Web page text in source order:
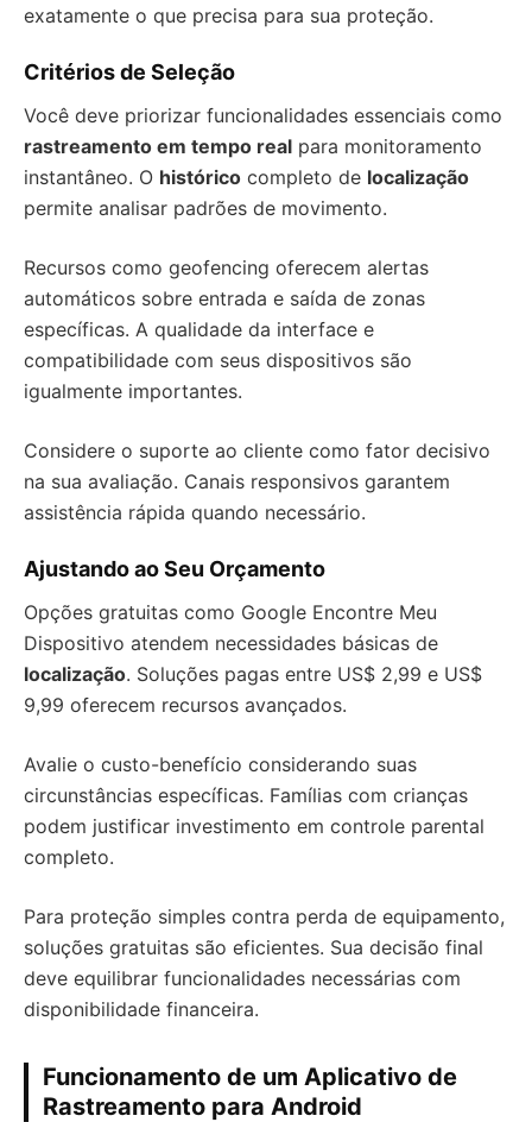
exatamente o que precisa para sua proteção.
Critérios de Seleção
Você deve priorizar funcionalidades essenciais como
rastreamento em tempo real para monitoramento
instantâneo. O histórico completo de localização
permite analisar padrões de movimento.
Recursos como geofencing oferecem alertas
automáticos sobre entrada e saída de zonas
específicas. A qualidade da interface e
compatibilidade com seus dispositivos são
igualmente importantes.
Considere o suporte ao cliente como fator decisivo
na sua avaliação. Canais responsivos garantem
assistência rápida quando necessário.
Ajustando ao Seu Orçamento
Opções gratuitas como Google Encontre Meu
Dispositivo atendem necessidades básicas de
localização. Soluções pagas entre US$ 2,99 e US$
9,99 oferecem recursos avançados.
Avalie o custo-benefício considerando suas
circunstâncias específicas. Famílias com crianças
podem justificar investimento em controle parental
completo.
Para proteção simples contra perda de equipamento,
soluções gratuitas são eficientes. Sua decisão final
deve equilibrar funcionalidades necessárias com
disponibilidade financeira.
Funcionamento de um Aplicativo de
Rastreamento para Android